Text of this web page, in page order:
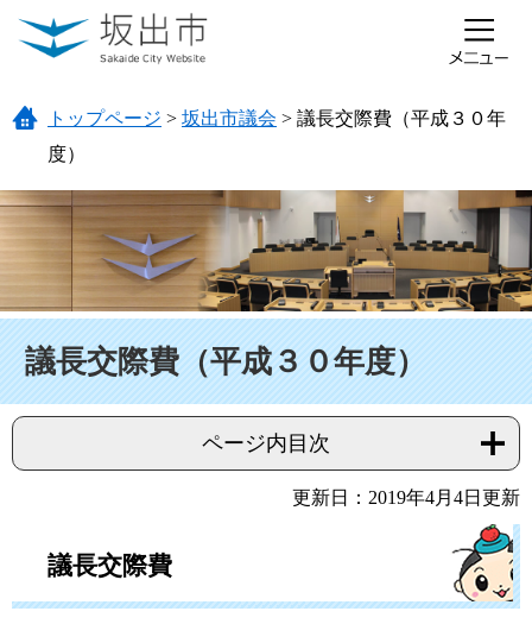
ページの先頭です。
メニューを飛ばして本文へ
トップページ > 坂出市議会 > 議長交際費（平成３０年
度）
議長交際費（平成３０年度）
ページ内目次
更新日：2019年4月4日更新
議長交際費